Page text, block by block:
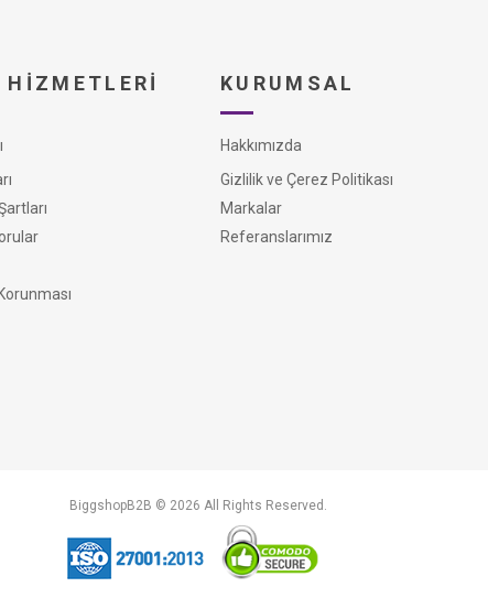
HIZMETLERI KURUMSAL
Hakkımızda
Gizlilik ve Çerez Politikası
Markalar
Referanslarımız
BiggshopB2B © 2026 All Rights Reserved.